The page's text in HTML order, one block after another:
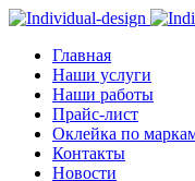
Главная
Наши услуги
Наши работы
Прайс-лист
Оклейка по
Контакты
Новости